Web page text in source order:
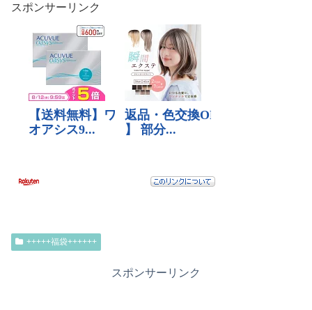
スポンサーリンク
+++++福袋++++++
スポンサーリンク